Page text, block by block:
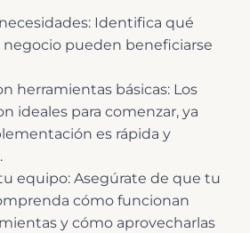
Identifica qué
negocio pueden beneficiarse
herramientas básicas: Los
ideales para comenzar, ya
es rápida y
equipo: Asegúrate de que tu
cómo funcionan
y cómo aprovecharlas